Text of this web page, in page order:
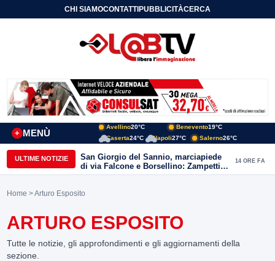
CHI SIAMOCONTATTIPUBBLICITÀCERCA
MENÙ
+
Avellino20°C Benevento19°C
Caserta24°C Napoli27°C Salerno26°C
ULTIME NOTIZIE
San Giorgio del Sannio, marciapiede
di via Falcone e Borsellino: Zampetti e
Lombardi replicano alle polemiche
14 ORE FA
Home > Arturo Esposito
ARTURO ESPOSITO
Tutte le notizie, gli approfondimenti e gli aggiornamenti della
sezione.